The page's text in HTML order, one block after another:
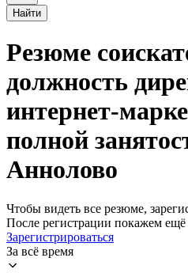
Найти
Резюме
должность
интернет-
полной
Аннолово
Чтобы видеть все резюме,
После регистрации покажем
Зарегистрироваться
За всё время